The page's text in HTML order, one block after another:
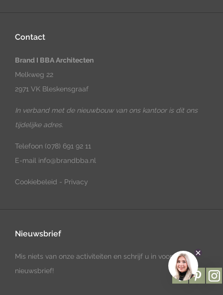
Contact
Brand I BBA Architecten
Melkweg 22
2971 VK Bleskensgraaf
In verband met de nieuwbouw van ons kantoor is dit ons
tijdelijke adres.
Telefoon (078) 691 92 11
E-mail info@brandbba.nl
Cookiebeleid - Privacy
Nieuwsbrief
Mis niets van onze activiteiten en schrijf u in voor onze
nieuwsbrief!